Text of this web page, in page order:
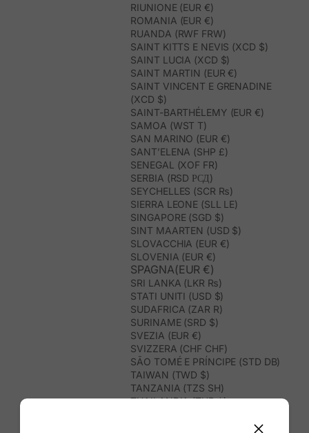
RIUNIONE (EUR €)
ROMANIA (EUR €)
RUANDA (RWF FRW)
SAINT KITTS E NEVIS (XCD $)
SAINT LUCIA (XCD $)
SAINT MARTIN (EUR €)
SAINT VINCENT E GRENADINE
(XCD $)
SAINT-BARTHÉLEMY (EUR €)
SAMOA (WST T)
SAN MARINO (EUR €)
SANT’ELENA (SHP £)
SENEGAL (XOF FR)
SERBIA (RSD РСД)
SEYCHELLES (SCR ₨)
SIERRA LEONE (SLL LE)
SINGAPORE (SGD $)
SINT MAARTEN (USD $)
SLOVACCHIA (EUR €)
SLOVENIA (EUR €)
SPAGNA(EUR €)
SRI LANKA (LKR ₨)
STATI UNITI (USD $)
SUDAFRICA (ZAR R)
SURINAME (SRD $)
SVEZIA (EUR €)
SVIZZERA (CHF CHF)
SÃO TOMÉ E PRÍNCIPE (STD DB)
TAIWAN (TWD $)
TANZANIA (TZS SH)
THAILANDIA (THB ฿)